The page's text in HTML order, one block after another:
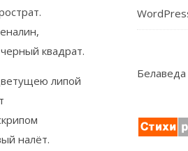
квадрат.
липой
налёт.
Белаведа